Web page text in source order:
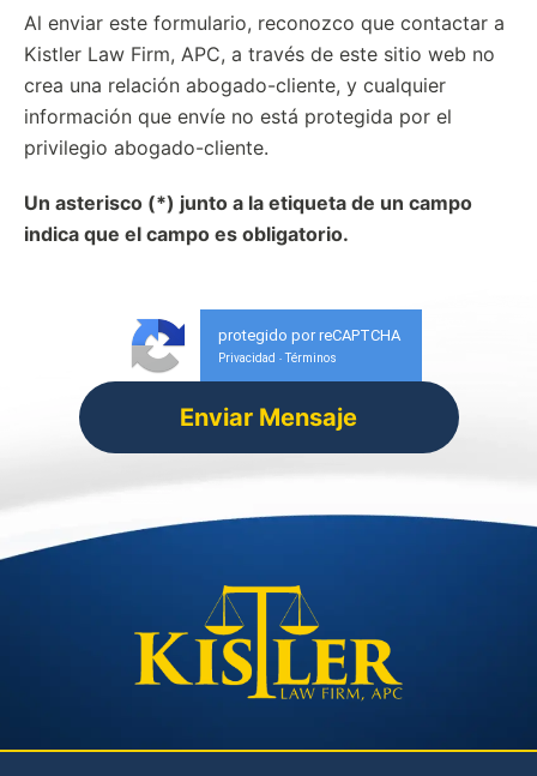
Al enviar este formulario, reconozco que contactar a
Kistler Law Firm, APC, a través de este sitio web no
crea una relación abogado-cliente, y cualquier
información que envíe no está protegida por el
privilegio abogado-cliente.
Un asterisco (*) junto a la etiqueta de un campo
indica que el campo es obligatorio.
protegido por reCAPTCHA
Privacidad - Términos